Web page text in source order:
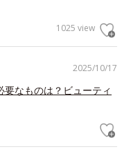
1025 view
2025/10/17
なものは？ビューティ